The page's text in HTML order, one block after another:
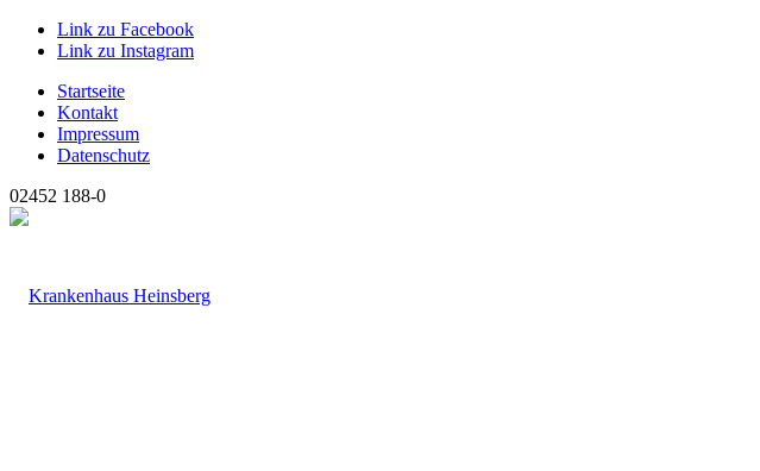
Link zu Facebook
Link zu Instagram
Startseite
Kontakt
Impressum
Datenschutz
02452 188-0